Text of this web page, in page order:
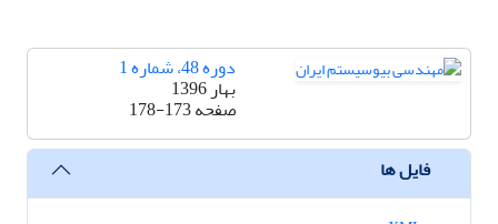
دوره 48، شماره 1
بهار 1396
صفحه178-173
فایل ها